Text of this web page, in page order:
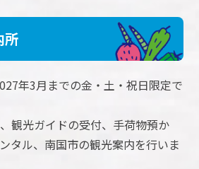
所
年3月までの金・土・祝日限定で
観光ガイドの受付、手荷物預か
タル、南国市の観光案内を行いま